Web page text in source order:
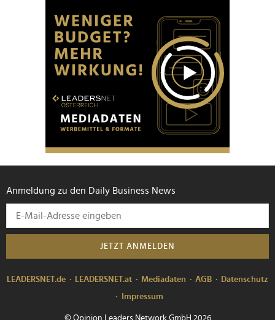
Anmeldung zu den Daily Business News
JETZT ANMELDEN
LEADERSNET.de LEADERSNET.at Mediadaten AGB
Datenschutz
Impressum